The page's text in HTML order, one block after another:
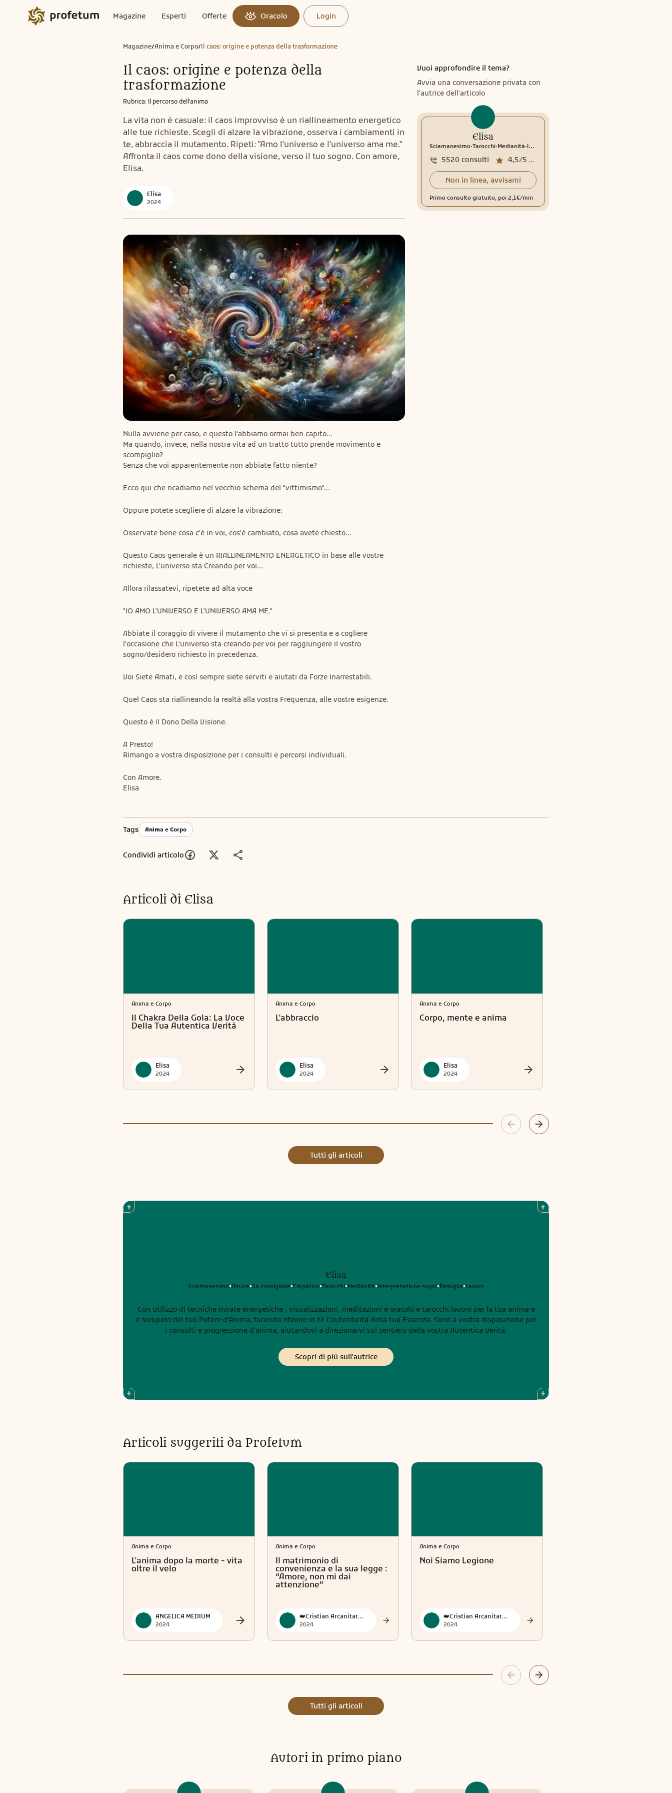
Magazine Esperti Offerte Oracolo Login
Magazine/Anima e Corpo/Il caos: origine e potenza della trasformazione
Il caos: origine e potenza della
trasformazione
Rubrica: Il percorso dell'anima
La vita non è casuale: il caos improvviso è un riallineamento energetico
alle tue richieste. Scegli di alzare la vibrazione, osserva i cambiamenti in
te, abbraccia il mutamento. Ripeti: "Amo l'universo e l'universo ama me."
Affronta il caos come dono della visione, verso il tuo sogno. Con amore,
Elisa.
Elisa
2024
Nulla avviene per caso, e questo l'abbiamo ormai ben capito...
Ma quando, invece, nella nostra vita ad un tratto tutto prende movimento e
scompiglio?
Senza che voi apparentemente non abbiate fatto niente?
Ecco qui che ricadiamo nel vecchio schema del "vittimismo"...
Oppure potete scegliere di alzare la vibrazione:
Osservate bene cosa c'è in voi, cos'è cambiato, cosa avete chiesto...
Questo Caos generale è un RIALLINEAMENTO ENERGETICO in base alle vostre
richieste, L'universo sta Creando per voi...
Allora rilassatevi, ripetete ad alta voce
"IO AMO L'UNIVERSO E L'UNIVERSO AMA ME."
Abbiate il coraggio di vivere il mutamento che vi si presenta e a cogliere
l'occasione che L'universo sta creando per voi per raggiungere il vostro
sogno/desidero richiesto in precedenza.
Voi Siete Amati, e così sempre siete serviti e aiutati da Forze Inarrestabili.
Quel Caos sta riallineando la realtà alla vostra Frequenza, alle vostre esigenze.
Questo è il Dono Della Visione.
A Presto!
Rimango a vostra disposizione per i consulti e percorsi individuali.
Con Amore.
Elisa
Vuoi approfondire il tema?
Avvia una conversazione privata con
l'autrice dell'articolo
Elisa
Sciamanesimo.Tarocchi.Medianità.Interpretazione sogni
4,5/5 media recensioni
5520 consulti
Non in linea, avvisami
Primo consulto gratuito, poi 2,1€/min
Tags Anima e Corpo
Condividi articolo
Articoli di Elisa
Anima e Corpo
Il Chakra Della Gola: La Voce
Della Tua Autentica Verità
Elisa
2024
Anima e Corpo
L'abbraccio
Elisa
2024
Anima e Corpo
Corpo, mente e anima
Elisa
2024
Tutti gli articoli
Elisa
Sciamanesimo•Amore•Sa consigliare•Empatico•Tarocchi•Medianità•Interpretazione sogni•Famiglia•Lavoro
Con utilizzo di tecniche mirate energetiche , visualizzazioni, meditazioni e oracolo e tarocchi lavoro per la tua anima e
il recupero del tuo Potere d'Anima, facendo rifiorire in te L'autenticità della tua Essenza. Sono a vostra disposizione per
i consulti e progressione d'anima, aiutandovi a direzionarvi sul sentiero della vostra Autentica Verità.
Scopri di più sull'autrice
Articoli suggeriti da Profetum
Anima e Corpo
L'anima dopo la morte - vita
oltre il velo
ANGELICA MEDIUM
2024
Anima e Corpo
Il matrimonio di
convenienza e la sua legge :
“Amore, non mi dai
attenzione”
👑Cristian Arcanitarocchi👑 Official
2024
Anima e Corpo
Noi Siamo Legione
👑Cristian Arcanitarocchi👑 Official
2024
Tutti gli articoli
Autori in primo piano